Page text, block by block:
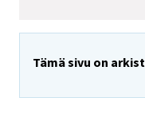
Tämä sivu on